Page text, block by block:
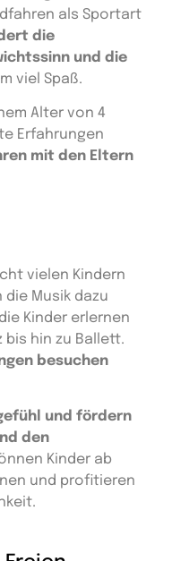
als Sportart
die
und die
viel Spaß.
Alter von 4
Erfahrungen
mit den Eltern
vielen Kindern
Musik dazu
Kinder erlernen
bis hin zu Ballett.
besuchen
und fördern
den
Kinder ab
und profitieren